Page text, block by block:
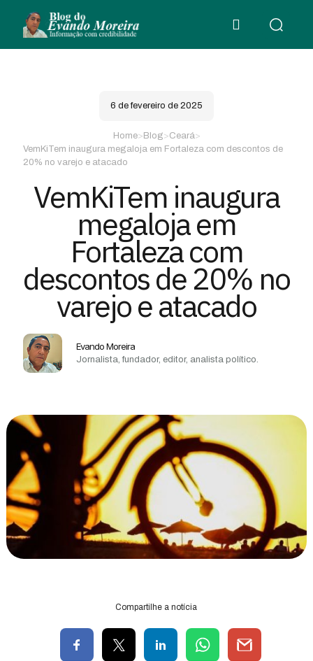
6 de fevereiro de 2025
Home> Blog>Ceará>
VemKiTem inaugura megaloja em Fortaleza com descontos de
20% no varejo e atacado
VemKiTem inaugura
megaloja em
Fortaleza com
descontos de 20% no
varejo e atacado
Evando Moreira
Jornalista, fundador, editor, analista político.
Compartilhe a notícia